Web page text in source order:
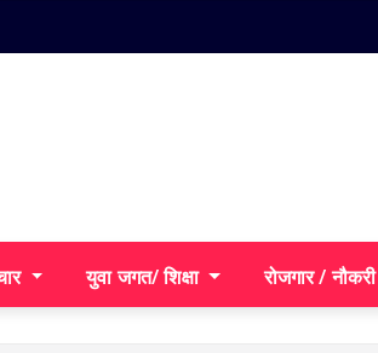
युवा जगत/ शिक्षा रोजगार / नौकरी